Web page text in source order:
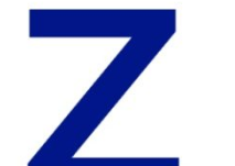
Categoría
Noticias Transoceanica
Uncategorized